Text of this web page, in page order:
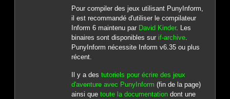
Pour compiler des jeux utilisant PunyInform,
il est recommandé d'utiliser le compilateur
Inform 6 maintenu par David Kinder. Les
binaires sont disponibles sur if-archive.
PunyInform nécessite Inform v6.35 ou plus
récent.
Il y a des tutoriels pour écrire des jeux
d'aventure avec PunyInform (fin de la page)
ainsi que toute la documentationdont une